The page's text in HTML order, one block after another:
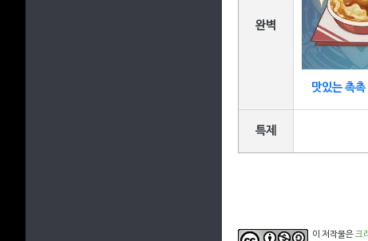
완벽
맛있는 촉
특제
이 저작물은크